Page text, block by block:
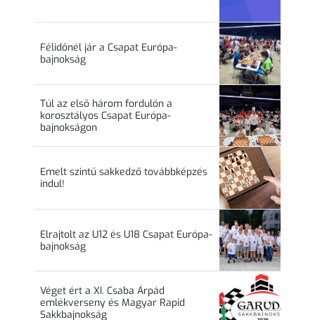
Félidőnél jár a Csapat Európa-
bajnokság
Túl az első három fordulón a
korosztályos Csapat Európa-
bajnokságon
Emelt szintű sakkedző továbbképzés
indul!
Elrajtolt az U12 és U18 Csapat Európa-
bajnokság
Véget ért a XI. Csaba Árpád
emlékverseny és Magyar Rapid
Sakkbajnokság